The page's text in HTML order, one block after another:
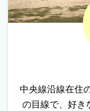
中央線沿線在住
の目線で、好き